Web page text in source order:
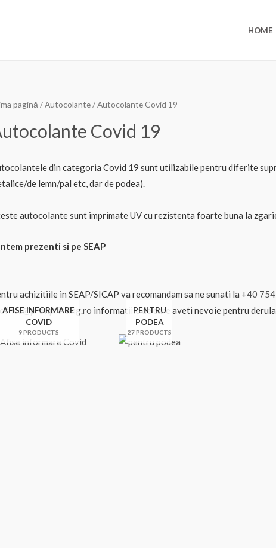
HOME
pagină /Autocolante/ Autocolante Covid 19
Covid 19
din categoria Covid 19 sunt utilizabile pentru diferite
de lemn/pal etc, dar de podea).
autocolante sunt imprimate UV cu rezistenta foarte buna la
prezenti si pe SEAP
achizitiile in SEAP/SICAP va recomandam sa ne sunati la +40
office@profiprinting.ro informatiile de care aveti nevoie pentru
AFISE INFORMARE
COVID
9 PRODUCTS
PENTRU
PODEA
27 PRODUCTS